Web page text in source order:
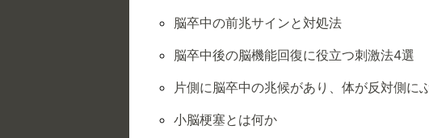
脳卒中の前兆サインと対処法
脳卒中後の脳機能回復に役立つ刺激法4選
片側に脳卒中の兆候があり、体が反対側に
小脳梗塞とは何か